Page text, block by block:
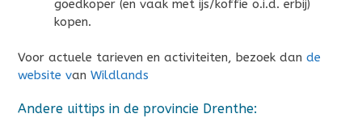
goedkoper (en vaak met ijs/koffie o.i.d. erbij)
kopen.
Voor actuele tarieven en activiteiten, bezoek dan de
website van Wildlands
Andere uittips in de provincie Drenthe: